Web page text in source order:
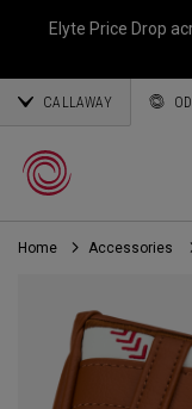
Elyte Price Drop
CALLAWAY
Home Accessories